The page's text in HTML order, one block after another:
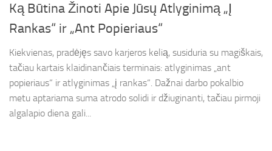
Ką Būtina Žinoti Apie Jūsų Atlyginimą „Į
Rankas“ ir „Ant Popieriaus“
Kiekvienas, pradėjęs savo karjeros kelią, susiduria su magiškais,
tačiau kartais klaidinančiais terminais: atlyginimas „ant
popieriaus“ ir atlyginimas „į rankas“. Dažnai darbo pokalbio
metu aptariama suma atrodo solidi ir džiuginanti, tačiau pirmoji
algalapio diena gali...